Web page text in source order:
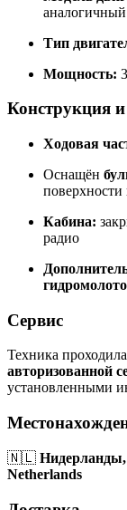
аналогичный
Тип
Мощность:
Конструкция
Ходовая
Оснащён
Кабина:
радио
Сервис
Техника
авторизованной
установленными
🇳🇱 Нидерланды,
Netherlands